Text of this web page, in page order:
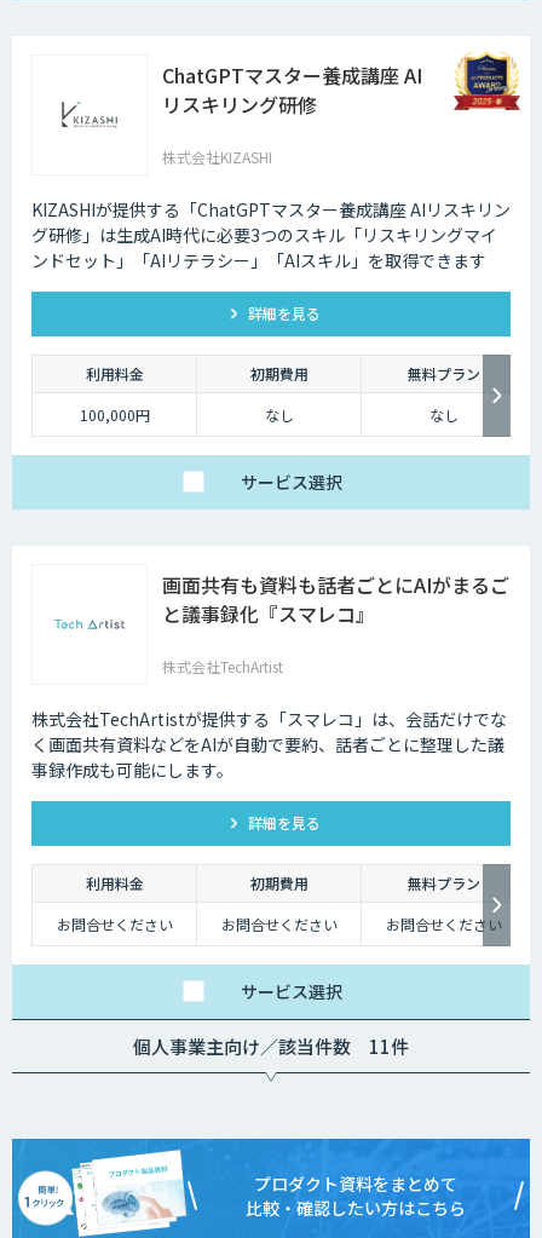
ChatGPTマスター養成講座 AI
リスキリング研修
株式会社KIZASHI
KIZASHIが提供する「ChatGPTマスター養成講座 AIリスキリン
グ研修」は生成AI時代に必要3つのスキル「リスキリングマイ
ンドセット」「AIリテラシー」「AIスキル」を取得できます
詳細を見る
利用料金 初期費用
無料プラン
100,000円
なし なし
サービス選択
画面共有も資料も話者ごとにAIがまるご
と議事録化『スマレコ』
株式会社TechArtist
株式会社TechArtistが提供する「スマレコ」は、会話だけでな
く画面共有資料などをAIが自動で要約、話者ごとに整理した議
事録作成も可能にします。
詳細を見る
利用料金 初期費用
無料プラン
お問合せください
お問合せください お問合せください
サービス選択
個人事業主向け／該当件数 11件
プロダクト資料をまとめて
比較・確認したい方はこちら